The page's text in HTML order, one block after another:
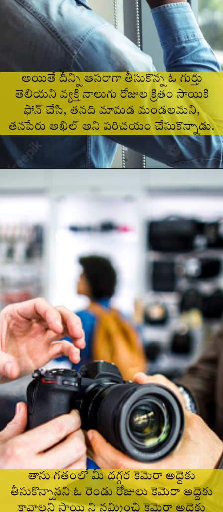
అయితే దీన్ని ఆసరాగా తీసుకొన్న ఓ గుర్తు
తెలియని వ్యక్తి నాలుగు రోజుల క్రితం సాయికి
ఫోన్‌ చేసి, తనది మామడ మండలమని,
తనపేరు అఖిల్‌ అని పరిచయం చేసుకొన్నాడు.
తాను గతంలో మీ దగ్గర కెమెరా అద్దెకు
తీసుకొన్నానని ఓ రెండు రోజులు కెమెరా అద్దెకు
కావాలని సాయి ని నమ్మించి కెమెరా అద్దెకు